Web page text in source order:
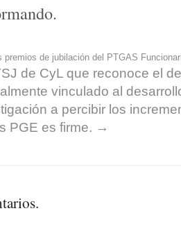
premios de jubilación del PTGAS
de CyL que reconoce el
vinculado al
a percibir los
PGE es firme. →